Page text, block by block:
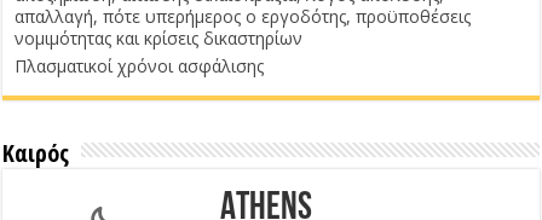
απαλλαγή, πότε υπερήμερος ο εργοδότης, προϋποθέσεις
νομιμότητας και κρίσεις δικαστηρίων
Πλασματικοί χρόνοι ασφάλισης
Καιρός
Athens